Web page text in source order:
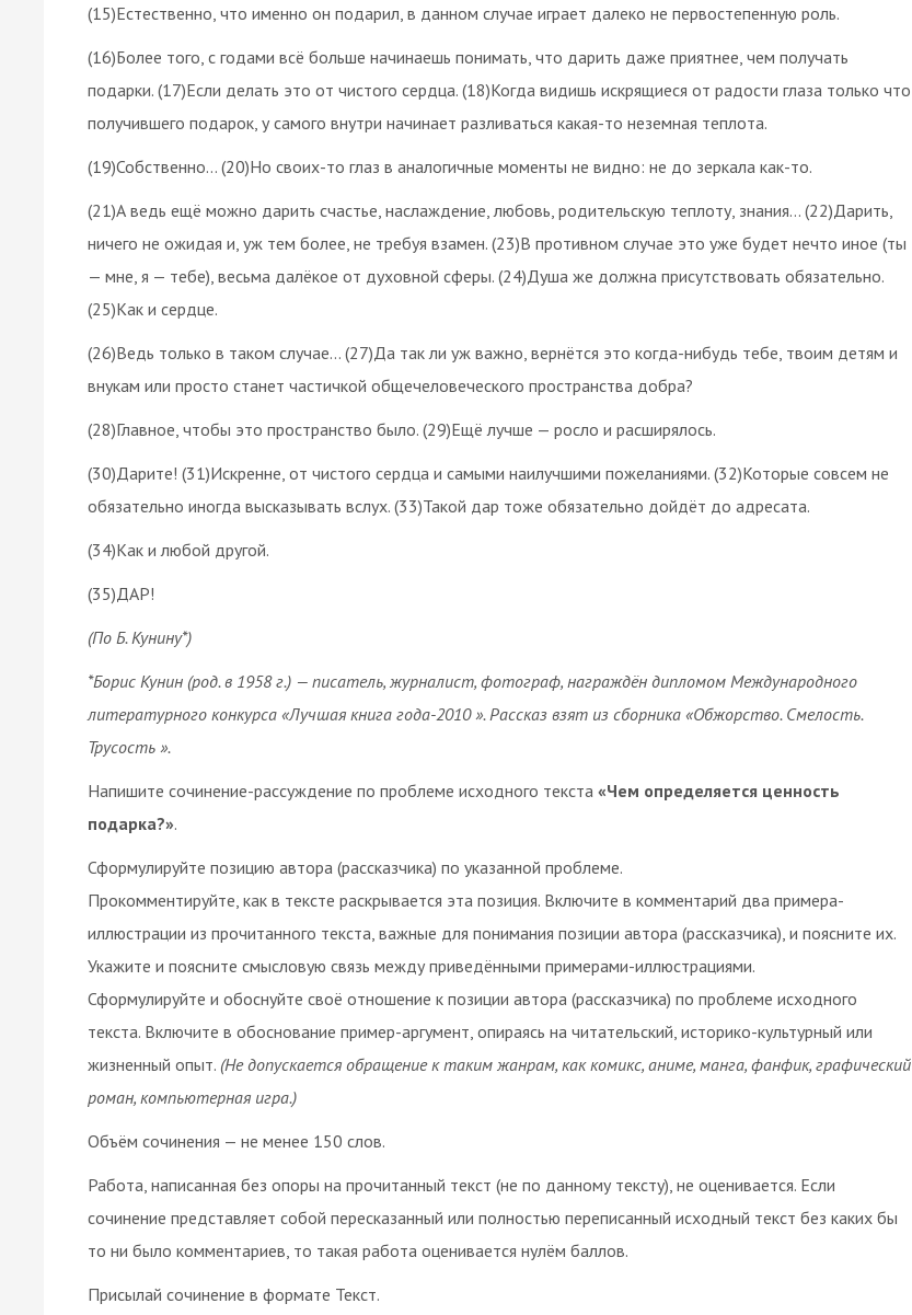
(15)Естественно, что именно он подарил, в данном случае играет далеко не первостепенную роль.
(16)Более того, с годами всё больше начинаешь понимать, что дарить даже приятнее, чем получать
подарки. (17)Если делать это от чистого сердца. (18)Когда видишь искрящиеся от радости глаза только что
получившего подарок, у самого внутри начинает разливаться какая-то неземная теплота.
(19)Собственно… (20)Но своих-то глаз в аналогичные моменты не видно: не до зеркала как-то.
(21)А ведь ещё можно дарить счастье, наслаждение, любовь, родительскую теплоту, знания… (22)Дарить,
ничего не ожидая и, уж тем более, не требуя взамен. (23)В противном случае это уже будет нечто иное (ты
— мне, я — тебе), весьма далёкое от духовной сферы. (24)Душа же должна присутствовать обязательно.
(25)Как и сердце.
(26)Ведь только в таком случае… (27)Да так ли уж важно, вернётся это когда-нибудь тебе, твоим детям и
внукам или просто станет частичкой общечеловеческого пространства добра?
(28)Главное, чтобы это пространство было. (29)Ещё лучше — росло и расширялось.
(30)Дарите! (31)Искренне, от чистого сердца и самыми наилучшими пожеланиями. (32)Которые совсем не
обязательно иногда высказывать вслух. (33)Такой дар тоже обязательно дойдёт до адресата.
(34)Как и любой другой.
(35)ДАР!
(По Б. Кунину*)
*Борис Кунин (род. в 1958 г.) — писатель, журналист, фотограф, награждён дипломом Международного
литературного конкурса «Лучшая книга года-2010 ». Рассказ взят из сборника «Обжорство. Смелость.
Трусость ».
Напишите сочинение-рассуждение по проблеме исходного текста «Чем определяется ценность
подарка?».
Сформулируйте позицию автора (рассказчика) по указанной проблеме.
Прокомментируйте, как в тексте раскрывается эта позиция. Включите в комментарий два примера-
иллюстрации из прочитанного текста, важные для понимания позиции автора (рассказчика), и поясните их.
Укажите и поясните смысловую связь между приведёнными примерами-иллюстрациями.
Сформулируйте и обоснуйте своё отношение к позиции автора (рассказчика) по проблеме исходного
текста. Включите в обоснование пример-аргумент, опираясь на читательский, историко-культурный или
жизненный опыт. (Не допускается обращение к таким жанрам, как комикс, аниме, манга, фанфик, графический
роман, компьютерная игра.)
Объём сочинения — не менее 150 слов.
Работа, написанная без опоры на прочитанный текст (не по данному тексту), не оценивается. Если
сочинение представляет собой пересказанный или полностью переписанный исходный текст без каких бы
то ни было комментариев, то такая работа оценивается нулём баллов.
Присылай сочинение в формате Текст.